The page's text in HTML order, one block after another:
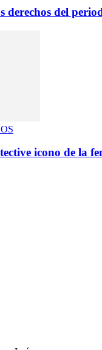
derechos del
icono de la